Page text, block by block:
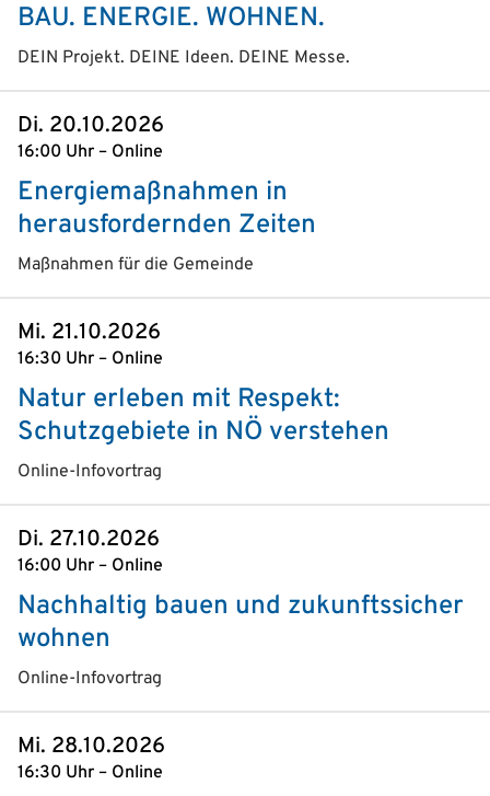
BAU. ENERGIE. WOHNEN.
DEIN Projekt. DEINE Ideen. DEINE Messe.
Di. 20.10.2026
16:00 Uhr – Online
Energiemaßnahmen in
herausfordernden Zeiten
Maßnahmen für die Gemeinde
Mi. 21.10.2026
16:30 Uhr – Online
Natur erleben mit Respekt:
Schutzgebiete in NÖ verstehen
Online-Infovortrag
Di. 27.10.2026
16:00 Uhr – Online
Nachhaltig bauen und zukunftssicher
wohnen
Online-Infovortrag
Mi. 28.10.2026
16:30 Uhr – Online